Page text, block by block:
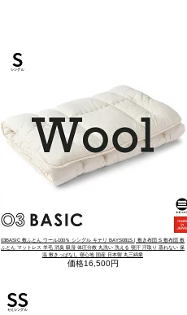
03BASIC 敷ふとん ウール100％ シングル キナリ BAYS081S | 敷き布団 S 敷布団 敷
ふとん マットレス 羊毛 消臭 吸湿 体圧分散 丸洗い 洗える 寝汗 汗取り 蒸れない 保
温 敷きっぱなし 寝心地 国産 日本製 丸三綿業
価格16,500円